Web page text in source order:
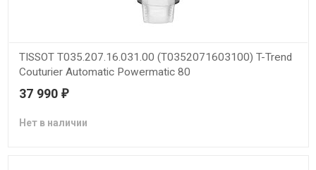
TISSOT T035.207.16.031.00 (T0352071603100) T-Trend
Couturier Automatic Powermatic 80
37 990 ₽
Нет в наличии